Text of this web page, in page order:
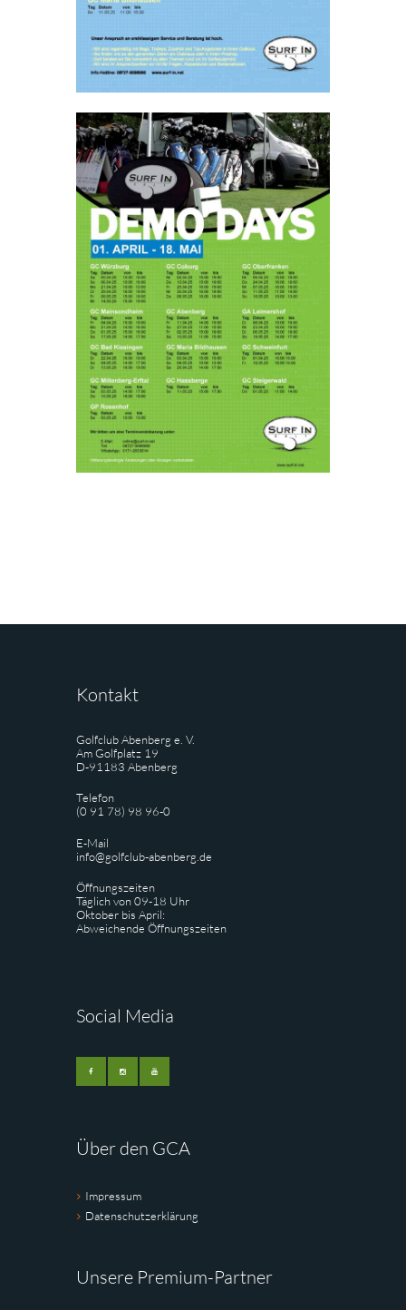
Kontakt
Golfclub Abenberg e. V.
Am Golfplatz 19
D-91183 Abenberg
Telefon
(0 91 78) 98 96-0
E-Mail
info@golfclub-abenberg.de
Öffnungszeiten
Täglich von 09-18 Uhr
Oktober bis April:
Abweichende Öffnungszeiten
Social Media
Über den GCA
Impressum
Datenschutzerklärung
Unsere Premium-Partner